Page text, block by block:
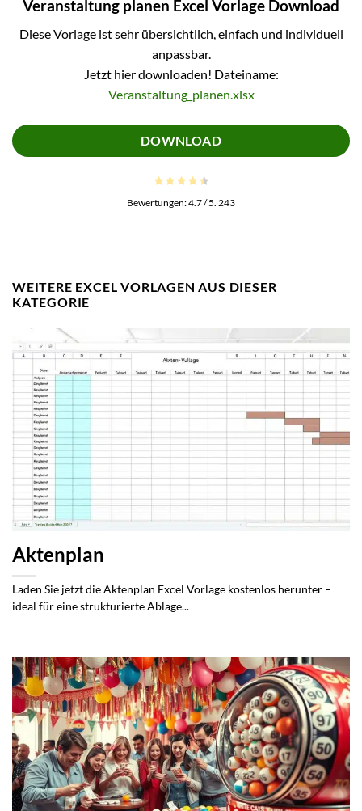
Veranstaltung planen Excel Vorlage Download
Diese Vorlage ist sehr übersichtlich, einfach und individuell
anpassbar.
Jetzt hier downloaden! Dateiname:
Veranstaltung_planen.xlsx
DOWNLOAD
Bewertungen:4.7/ 5. 243
WEITERE EXCEL VORLAGEN AUS DIESER
KATEGORIE
Aktenplan
Laden Sie jetzt die Aktenplan Excel Vorlage kostenlos herunter –
ideal für eine strukturierte Ablage...